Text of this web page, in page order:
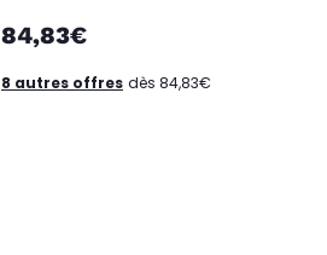
84,83€
8 autres offres dès 84,83€